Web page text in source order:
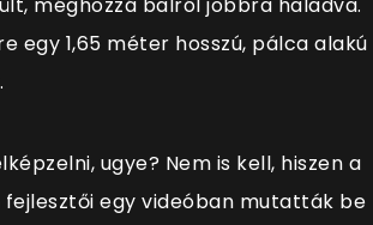
méghozzá balról jobbra haladva.
egy 1,65 méter hosszú, pálca alakú
ugye? Nem is kell, hiszen a
fejlesztői egy videóban mutatták be